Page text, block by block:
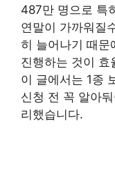
487만 명으로 특
연말이 가까워질
히 늘어나기 때문
진행하는 것이 효
이 글에서는 1종
신청 전 꼭 알아
리했습니다.